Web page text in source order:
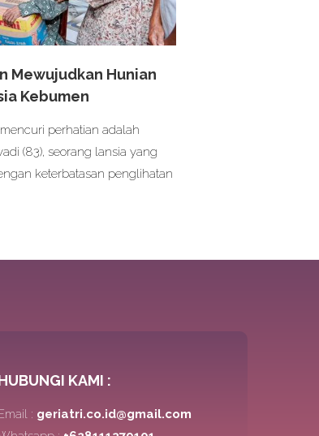
Mewujudkan Hunian
Kebumen
perhatian adalah
(83), seorang lansia yang
keterbatasan penglihatan
KAMI :
: geriatri.co.id@gmail.com